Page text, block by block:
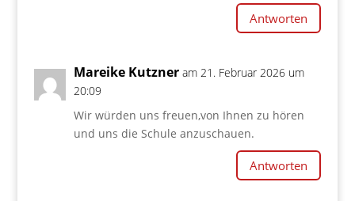
Antworten
Mareike Kutzner am 21. Februar 2026 um
20:09
Wir würden uns freuen,von Ihnen zu hören
und uns die Schule anzuschauen.
Antworten